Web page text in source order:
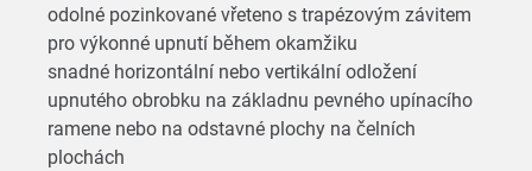
odolné pozinkované vřeteno s trapézovým závitem
pro výkonné upnutí během okamžiku
snadné horizontální nebo vertikální odložení
upnutého obrobku na základnu pevného upínacího
ramene nebo na odstavné plochy na čelních
plochách